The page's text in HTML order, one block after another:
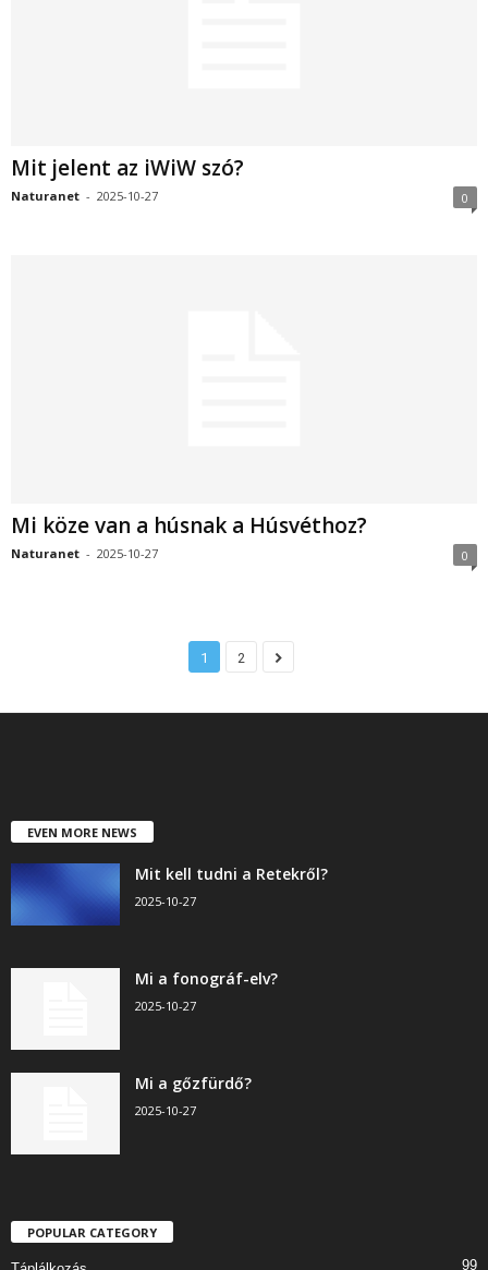
Mit jelent az iWiW szó?
Naturanet - 2025-10-27 0
Mi köze van a húsnak a Húsvéthoz?
Naturanet - 2025-10-27 0
1 2
EVEN MORE NEWS
Mit kell tudni a Retekről?
2025-10-27
Mi a fonográf-elv?
2025-10-27
Mi a gőzfürdő?
2025-10-27
POPULAR CATEGORY
99